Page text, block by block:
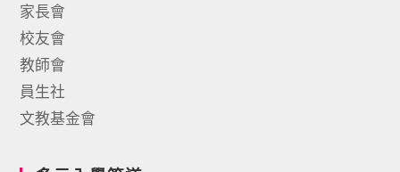
家長會
校友會
教師會
員生社
文教基金會